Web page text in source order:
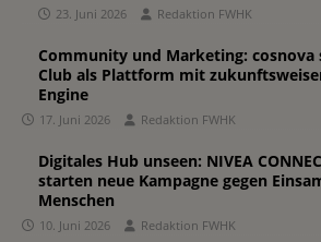
23. Juni 2026 Redaktion FWHK
Community und Marketing: cosnova
Club als Plattform mit
Engine
17. Juni 2026 Redaktion FWHK
Digitales Hub unseen: NIVEA
starten neue Kampagne gegen
Menschen
10. Juni 2026 Redaktion FWHK